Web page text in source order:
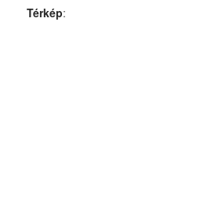
Térkép: